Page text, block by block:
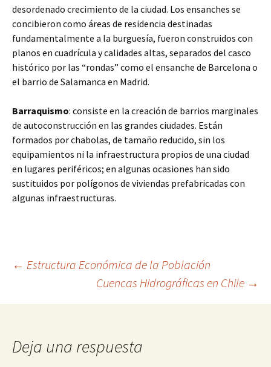
desordenado crecimiento de la ciudad. Los ensanches se
concibieron como áreas de residencia destinadas
fundamentalmente a la burguesía, fueron construidos con
planos en cuadrícula y calidades altas, separados del casco
histórico por las “rondas” como el ensanche de Barcelona o
el barrio de Salamanca en Madrid.
Barraquismo: consiste en la creación de barrios marginales
de autoconstrucción en las grandes ciudades. Están
formados por chabolas, de tamaño reducido, sin los
equipamientos ni la infraestructura propios de una ciudad
en lugares periféricos; en algunas ocasiones han sido
sustituidos por polígonos de viviendas prefabricadas con
algunas infraestructuras.
Navegación
de
entradas
← Estructura Económica de la Población
Cuencas Hidrográficas en Chile →
Deja una respuesta